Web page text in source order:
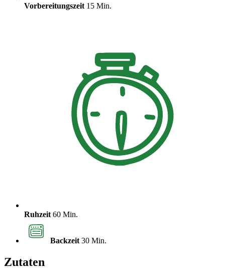
Vorbereitungszeit 15 Min.
Ruhzeit 60 Min.
Backzeit 30 Min.
Zutaten